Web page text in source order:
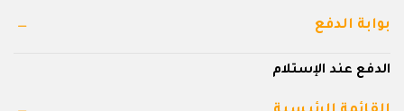
بوابة الدفع
الدفع عند الإستلام